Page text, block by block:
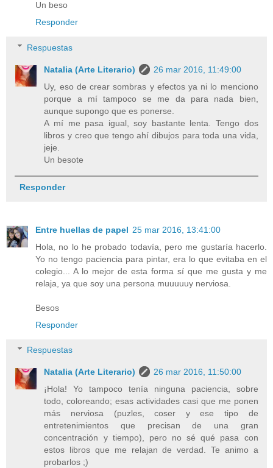
Un beso
Responder
Respuestas
Natalia (Arte Literario)
26 mar 2016, 11:49:00
Uy, eso de crear sombras y efectos ya ni lo menciono
porque a mí tampoco se me da para nada bien,
aunque supongo que es ponerse.
A mí me pasa igual, soy bastante lenta. Tengo dos
libros y creo que tengo ahí dibujos para toda una vida,
jeje.
Un besote
Responder
Entre huellas de papel 25 mar 2016, 13:41:00
Hola, no lo he probado todavía, pero me gustaría hacerlo.
Yo no tengo paciencia para pintar, era lo que evitaba en el
colegio... A lo mejor de esta forma sí que me gusta y me
relaja, ya que soy una persona muuuuuy nerviosa.
Besos
Responder
Respuestas
Natalia (Arte Literario)
26 mar 2016, 11:50:00
¡Hola! Yo tampoco tenía ninguna paciencia, sobre
todo, coloreando; esas actividades casi que me ponen
más nerviosa (puzles, coser y ese tipo de
entretenimientos que precisan de una gran
concentración y tiempo), pero no sé qué pasa con
estos libros que me relajan de verdad. Te animo a
probarlos ;)